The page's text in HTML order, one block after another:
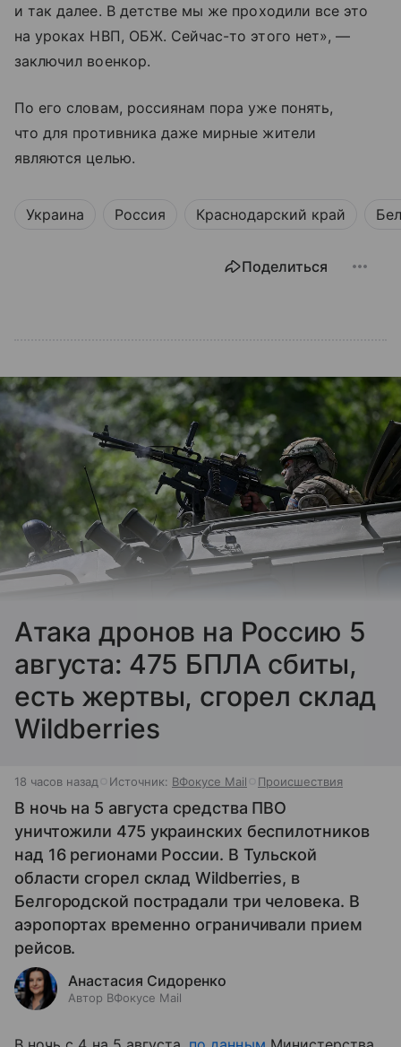
и так далее. В детстве мы же проходили все это
на уроках НВП, ОБЖ. Сейчас-то этого нет», —
заключил военкор.
По его словам, россиянам пора уже понять,
что для противника даже мирные жители
являются целью.
Украина Россия Краснодарский край
Поделиться
Атака дронов на Россию 5
августа: 475 БПЛА сбиты,
есть жертвы, сгорел склад
Wildberries
18 часов назад Источник: ВФокусе Mail Происшествия
В ночь на 5 августа средства ПВО
уничтожили 475 украинских беспилотников
над 16 регионами России. В Тульской
области сгорел склад Wildberries, в
Белгородской пострадали три человека. В
аэропортах временно ограничивали прием
рейсов.
Анастасия Сидоренко
Автор ВФокусе Mail